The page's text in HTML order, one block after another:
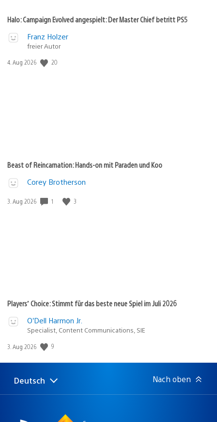
Halo: Campaign Evolved angespielt: Der Master Chief betritt PS5
Franz Holzer
freier Autor
Veröffentlichungsdatum:
4. Aug 2026 20
Beast of Reincarnation: Hands-on mit Paraden und Koo
Corey Brotherson
Veröffentlichungsdatum:
3. Aug 2026 1 3
Players’ Choice: Stimmt für das beste neue Spiel im Juli 2026
O’Dell Harmon Jr.
Specialist, Content Communications, SIE
Veröffentlichungsdatum:
3. Aug 2026 9
Select
a
Aktuelle
Region:
Deutsch Nach oben